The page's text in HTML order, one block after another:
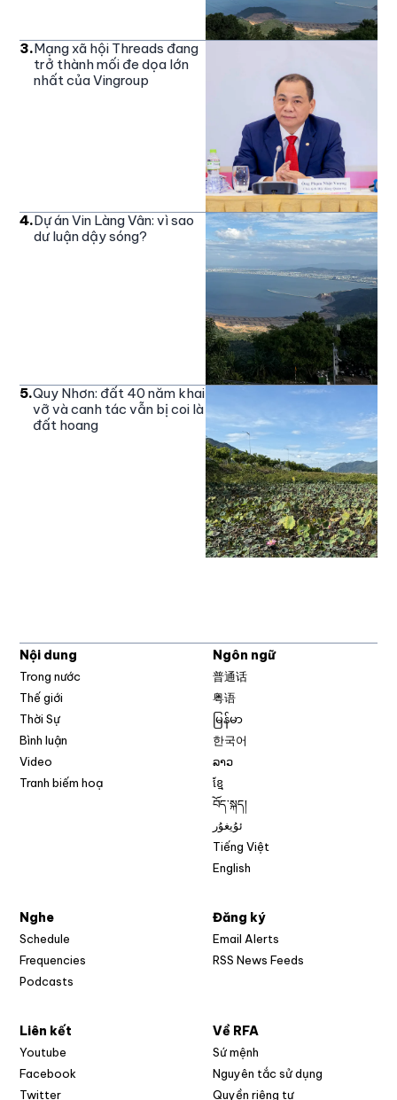
3.Mạng xã hội Threads đang
trở thành mối đe dọa lớn
nhất của Vingroup
4.Dự án Vin Làng Vân: vì sao
dư luận dậy sóng?
5.Quy Nhơn: đất 40 năm khai
vỡ và canh tác vẫn bị coi là
đất hoang
Nội dung
Trong nước
Thế giới
Thời Sự
Bình luận
Video
Tranh biếm hoạ
Ngôn ngữ
普通话
粤语
မြန်မာ
한국어
ລາວ
ខ្មែ
བོད་སྐད།
ئۇيغۇر
Tiếng Việt
English
Nghe
Schedule
Frequencies
Podcasts
Đăng ký
Email Alerts
RSS News Feeds
Liên kết
Youtube
Facebook
Twitter
Về RFA
Sứ mệnh
Nguyên tắc sử dụng
Quyền riêng tư